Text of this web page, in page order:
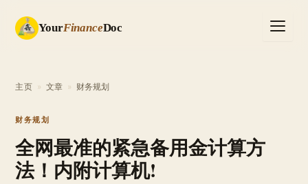
YourFinanceDoc
主页 » 文章 » 财务规划
财务规划
全网最准的紧急备用金计算方
法！内附计算机!